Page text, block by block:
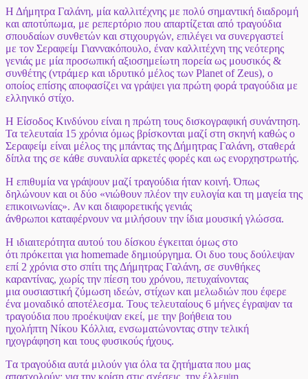
Η Δήμητρα Γαλάνη, μία καλλιτέχνης με πολύ σημαντική διαδρομή
και αποτύπωμα, με ρεπερτόριο που απαρτίζεται από τραγούδια
σπουδαίων συνθετών και στιχουργών, επιλέγει να συνεργαστεί
με τον Σεραφείμ Γιαννακόπουλο, έναν καλλιτέχνη της νεότερης
γενιάς με μία προσωπική αξιοσημείωτη πορεία ως μουσικός &
συνθέτης (ντράμερ και ιδρυτικό μέλος των Planet of Zeus), ο
οποίος επίσης αποφασίζει να γράψει για πρώτη φορά τραγούδια με
ελληνικό στίχο.
Η Είσοδος Κινδύνου είναι η πρώτη τους δισκογραφική συνάντηση.
Τα τελευταία 15 χρόνια όμως βρίσκονται μαζί στη σκηνή καθώς ο
Σεραφείμ είναι μέλος της μπάντας της Δήμητρας Γαλάνη, σταθερά
δίπλα της σε κάθε συναυλία αρκετές φορές και ως ενορχηστρωτής.
Η επιθυμία να γράψουν μαζί τραγούδια ήταν κοινή. Όπως
δηλώνουν και οι δύο «νιώθουν πλέον την ευλογία και τη μαγεία της
επικοινωνίας». Αν και διαφορετικής γενιάς
άνθρωποι καταφέρνουν να μιλήσουν την ίδια μουσική γλώσσα.
Η ιδιαιτερότητα αυτού του δίσκου έγκειται όμως στο
ότι πρόκειται για homemade δημιούργημα. Οι δυο τους δούλεψαν
επί 2 χρόνια στο σπίτι της Δήμητρας Γαλάνη, σε συνθήκες
καραντίνας, χωρίς την πίεση του χρόνου, πετυχαίνοντας
μια ουσιαστική ζύμωση ιδεών, στίχων και μελωδιών που έφερε
ένα μοναδικό αποτέλεσμα. Τους τελευταίους 6 μήνες έγραψαν τα
τραγούδια που προέκυψαν εκεί, με την βοήθεια του
ηχολήπτη Νίκου Κόλλια, ενσωματώνοντας στην τελική
ηχογράφηση και τους φυσικούς ήχους.
Tα τραγούδια αυτά μιλούν για όλα τα ζητήματα που μας
απασχολούν: για την κρίση στις σχέσεις, την έλλειψη